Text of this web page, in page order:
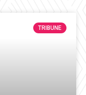
TRIBUNE